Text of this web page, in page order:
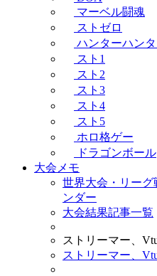
マーベル闘魂
ストゼロ
ハンターハン
スト1
スト2
スト3
スト4
スト5
ホロ格ゲー
ドラゴンボール
大会メモ
世界大会・リーグ
ンダー
大会結果記事一覧
ストリーマー、
ストリーマー、